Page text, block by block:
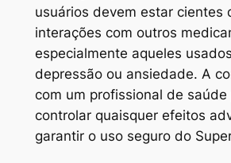
usuários devem estar cientes
interações com outros
especialmente aqueles
depressão ou ansiedade. A
com um profissional de
controlar quaisquer efeitos
garantir o uso seguro do